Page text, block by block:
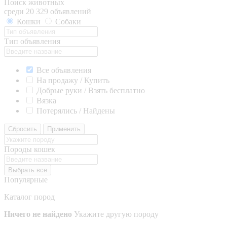
Поиск животных
среди 20 329 объявлений
Кошки
Собаки
Тип объявления
Все объявления
На продажу / Купить
Добрые руки / Взять бесплатно
Вязка
Потерялись / Найдены
Сбросить Применить
Породы кошек
Выбрать все
Популярные
Каталог пород
Ничего не найдено Укажите другую породу